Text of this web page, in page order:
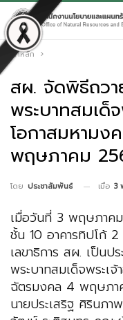
หน้าหลัก
สผ. จัดพิธีถว
พระบาทสมเด็
โอกาสมหาม
พฤษภาคม
โดย ประชาสัมพันธ์ เมื่อ 3
เมื่อวันที่ 3 พฤษภาค
ชั้น 10 อาคารทิปโก้
เลขาธิการ สผ. เป็นป
พระบาทสมเด็จพระเ
ฉัตรมงคล 4 พฤษภา
นายประเสริฐ ศิรินภ